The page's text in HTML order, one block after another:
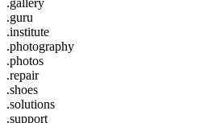
.guru
.institute
.photography
.photos
.repair
.shoes
.solutions
.support